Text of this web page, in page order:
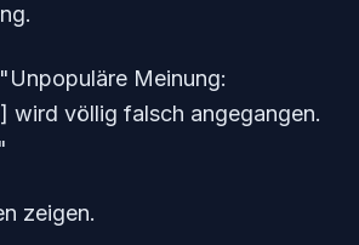
"Unpopuläre Meinung:
wird völlig falsch angegangen.
zeigen.